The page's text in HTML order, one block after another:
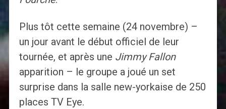
Plus tôt cette semaine (24 novembre) –
un jour avant le début officiel de leur
tournée, et après une Jimmy Fallon
apparition – le groupe a joué un set
surprise dans la salle new-yorkaise de 250
places TV Eye.